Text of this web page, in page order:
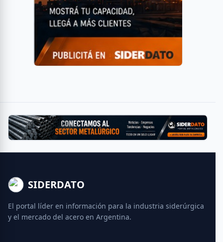
SIDERDATO
El portal líder en información para la industria siderúrgica
y el mercado del acero en Argentina.